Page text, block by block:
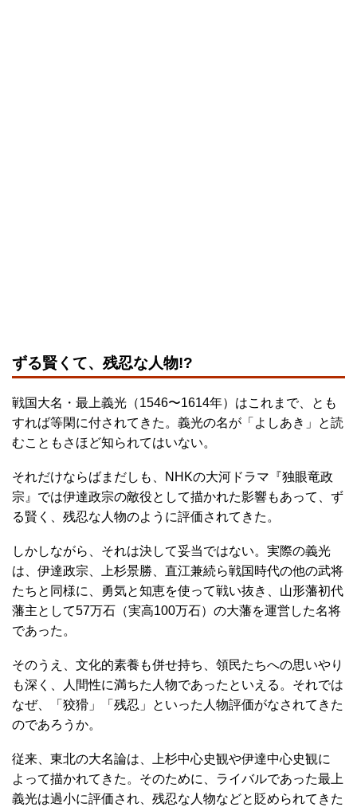
ずる賢くて、残忍な人物!?
戦国大名・最上義光（1546〜1614年）はこれまで、とも
すれば等閑に付されてきた。義光の名が「よしあき」と読
むこともさほど知られてはいない。
それだけならばまだしも、NHKの大河ドラマ『独眼竜政
宗』では伊達政宗の敵役として描かれた影響もあって、ず
る賢く、残忍な人物のように評価されてきた。
しかしながら、それは決して妥当ではない。実際の義光
は、伊達政宗、上杉景勝、直江兼続ら戦国時代の他の武将
たちと同様に、勇気と知恵を使って戦い抜き、山形藩初代
藩主として57万石（実高100万石）の大藩を運営した名将
であった。
そのうえ、文化的素養も併せ持ち、領民たちへの思いやり
も深く、人間性に満ちた人物であったといえる。それでは
なぜ、「狡猾」「残忍」といった人物評価がなされてきた
のであろうか。
従来、東北の大名論は、上杉中心史観や伊達中心史観に
よって描かれてきた。そのために、ライバルであった最上
義光は過小に評価され、残忍な人物などと貶められてきた